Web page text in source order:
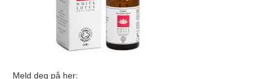
Meld deg på her: